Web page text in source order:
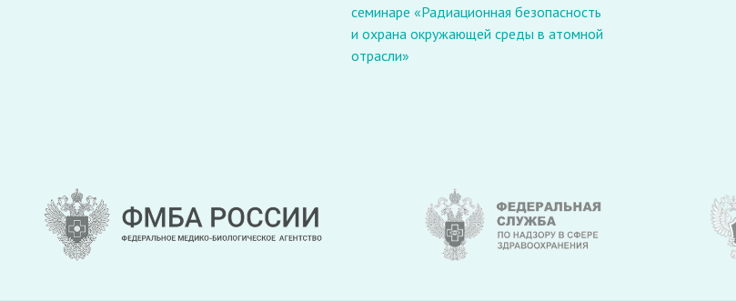
семинаре «Радиационная безопасность
и охрана окружающей среды в атомной
отрасли»